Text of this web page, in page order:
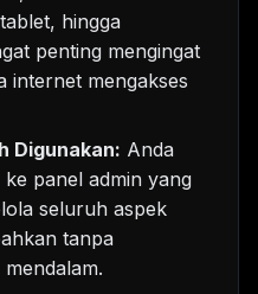
hingga
penting mengingat
internet mengakses
Digunakan: Anda
panel admin yang
seluruh aspek
tanpa